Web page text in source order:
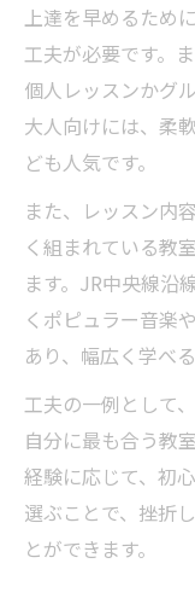
上達を早めるため
工夫が必要です。
個人レッスンかグ
大人向けには、柔
ども人気です。
また、レッスン内
く組まれている教
ます。JR中央線沿
くポピュラー音楽
あり、幅広く学べ
工夫の一例として
自分に最も合う教
経験に応じて、初
選ぶことで、挫折
とができます。